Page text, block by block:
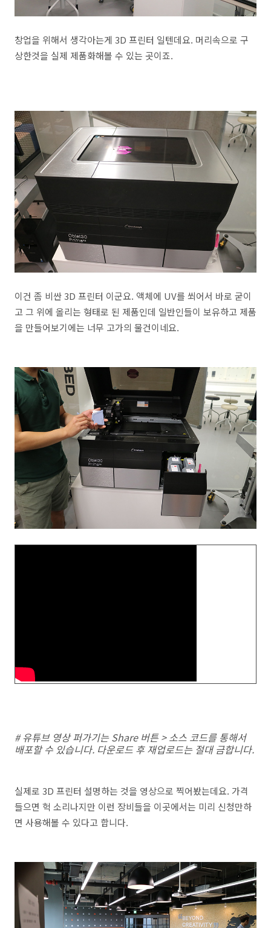
창업을 위해서 생각아는게 3D 프린터 일텐데요. 머리속으로 구
상한것을 실제 제품화해볼 수 있는 곳이죠.
이건 좀 비싼 3D 프린터 이군요. 액체에 UV를 쐬어서 바로 굳이
고 그 위에 올리는 형태로 된 제품인데 일반인들이 보유하고 제품
을 만들어보기에는 너무 고가의 물건이네요.
# 유튜브 영상 퍼가기는 Share 버튼 > 소스 코드를 통해서
배포할 수 있습니다. 다운로드 후 재업로드는 절대 금합니다.
실제로 3D 프린터 설명하는 것을 영상으로 찍어봤는데요. 가격
들으면 헉 소리나지만 이런 장비들을 이곳에서는 미리 신청만하
면 사용해볼 수 있다고 합니다.